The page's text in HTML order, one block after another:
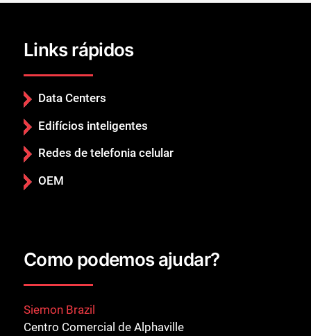
Links rápidos
Data Centers
Edifícios inteligentes
Redes de telefonia celular
OEM
Como podemos ajudar?
Siemon Brazil
Centro Comercial de Alphaville